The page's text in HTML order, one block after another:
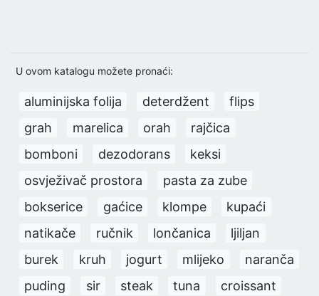
U ovom katalogu možete pronaći:
aluminijska folija deterdžent
flips
grah
marelica orah
rajčica
bomboni
dezodorans
keksi
osvježivač prostora
pasta za zube
bokserice
gaćice klompe
kupaći
natikače
ručnik lončanica
ljiljan
burek
kruh jogurt mlijeko
naranča
puding
sir steak tuna
croissant